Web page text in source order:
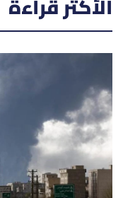
الأكثر قراءة